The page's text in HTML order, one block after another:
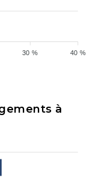
40 %
30 %
à